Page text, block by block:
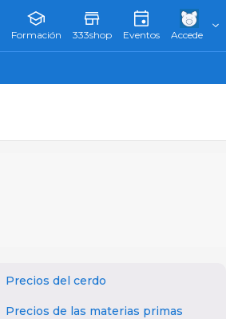
Formación 333shop Eventos Accede
Precios del cerdo
Precios de las materias primas